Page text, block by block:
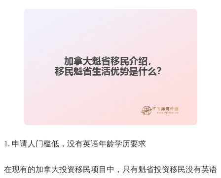
1. 申请人门槛低，没有英语年龄学历要求
在现有的加拿大投资移民项目中，只有魁省投资移民没有英语